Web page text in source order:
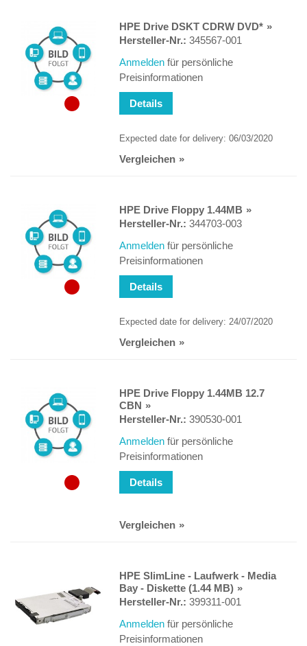
HPE Drive DSKT CDRW DVD*
Hersteller-Nr.: 345567-001
Anmelden für persönliche
Preisinformationen
Details
Expected date for delivery: 06/03/2020
Vergleichen
HPE Drive Floppy 1.44MB
Hersteller-Nr.: 344703-003
Anmelden für persönliche
Preisinformationen
Details
Expected date for delivery: 24/07/2020
Vergleichen
HPE Drive Floppy 1.44MB 12.7
CBN
Hersteller-Nr.: 390530-001
Anmelden für persönliche
Preisinformationen
Details
Vergleichen
HPE SlimLine - Laufwerk - Media
Bay - Diskette (1.44 MB)
Hersteller-Nr.: 399311-001
Anmelden für persönliche
Preisinformationen